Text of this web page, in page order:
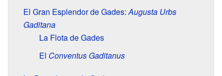
El Gran Esplendor de Gades:Augusta Urbs
Gaditana
La Flota de Gades
El Conventus Gaditanus